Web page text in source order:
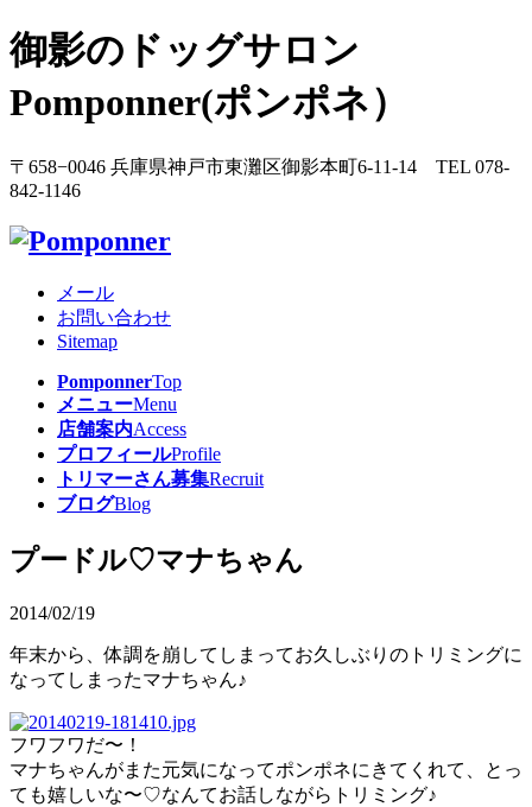
御影のドッグサロン
Pomponner(ポンポネ）
〒658−0046 兵庫県神戸市東灘区御影本町6-11-14 TEL 078-
842-1146
メール
お問い合わせ
Sitemap
PomponnerTop
メニューMenu
店舗案内Access
プロフィールProfile
トリマーさん募集Recruit
ブログBlog
プードル♡マナちゃん
2014/02/19
年末から、体調を崩してしまってお久しぶりのトリミングに
なってしまったマナちゃん♪
フワフワだ〜！
マナちゃんがまた元気になってポンポネにきてくれて、とっ
ても嬉しいな〜♡なんてお話しながらトリミング♪